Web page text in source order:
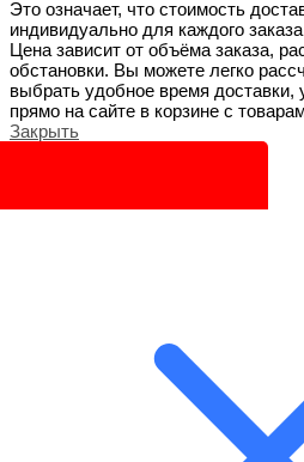
Это означает, что стоимость
индивидуально для каждого
Цена зависит от объёма заказа,
обстановки. Вы можете легко
выбрать удобное время доставки,
прямо на сайте в корзине с
Закрыть